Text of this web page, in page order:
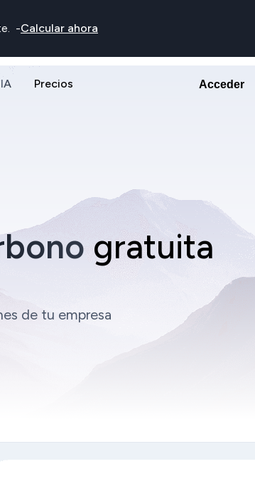
-Calcular ahora
Precios Acceder
gratuita
de tu empresa